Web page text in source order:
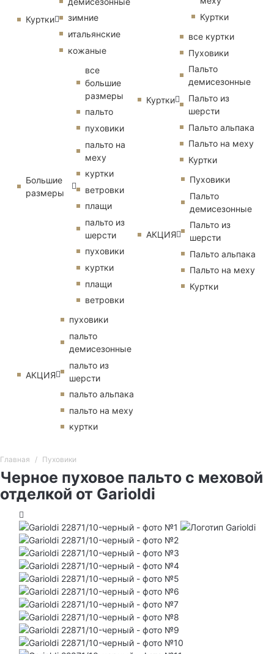
Куртки
зимние
итальянские
кожаные
Большие
размеры
все
большие
размеры
пальто
пуховики
пальто на
меху
куртки
ветровки
плащи
пальто из
шерсти
пуховики
куртки
плащи
ветровки
АКЦИЯ
пуховики
пальто
демисезонные
пальто из
шерсти
пальто альпака
пальто на меху
куртки
Куртки
Куртки
все куртки
Пуховики
Пальто
демисезонные
Пальто из
шерсти
Пальто альпака
Пальто на меху
Куртки
АКЦИЯ
Пуховики
Пальто
демисезонные
Пальто из
шерсти
Пальто альпака
Пальто на меху
Куртки
Главная Пуховики
Черное пуховое пальто с меховой
отделкой от Garioldi